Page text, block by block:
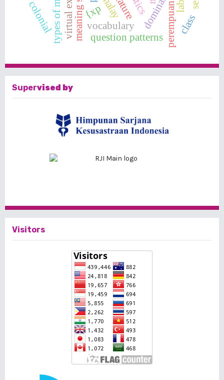
{xp
vocabulary
question patterns
dominasiperempuan
colonial class
malay
Supervised by
Visitors